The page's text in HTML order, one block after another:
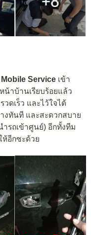
Mobile Service เข้า
าบ้านเรียบร้อยแล้ว
รวดเร็ว และไว้ใจได้
งทันที และสะดวกสบาย
ำรถเข้าศูนย์) อีกทั้งทีม
ห้อีกซะด้วย